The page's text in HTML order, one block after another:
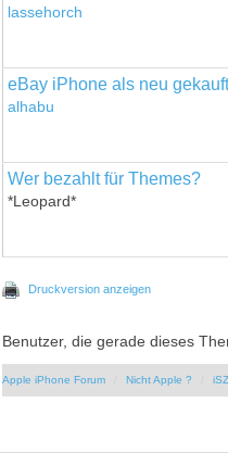
lassehorch
eBay iPhone als neu
alhabu
Wer bezahlt für Themes?
*Leopard*
Druckversion anzeigen
Benutzer, die gerade dieses
Apple iPhone Forum Nicht Apple ?